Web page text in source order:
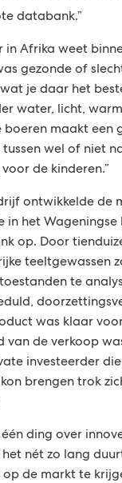
databank.”
in Afrika weet
gezonde of
je daar het
water, licht,
boeren maakt een
tussen wel of niet
de kinderen.”
ontwikkelde de
in het Wageningse
op. Door
teeltgewassen
te
was klaar
van de verkoop
investeerder
brengen trok
één ding over
nét zo lang
op de markt te